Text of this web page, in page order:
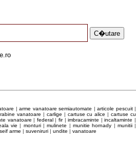
|arme vanatoare semiautomate |articole pescuit|
vanatoare | carlige | cartuse cu alice |cartuse cu
vanatoare | federal|fir|imbracaminte |incaltaminte |
vie | monturi|mulinete | munitie hornady | munitii|
seif arme | suveniruri | undite | vanatoare